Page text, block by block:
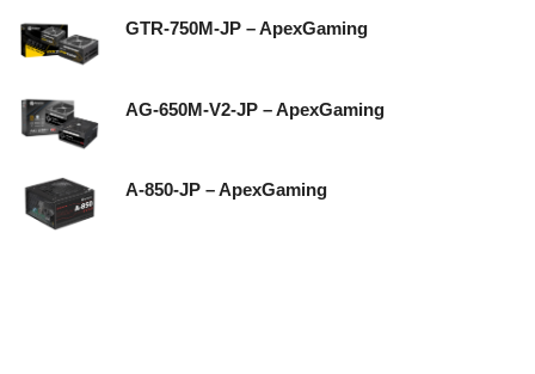
GTR-750M-JP – ApexGaming
AG-650M-V2-JP – ApexGaming
A-850-JP – ApexGaming